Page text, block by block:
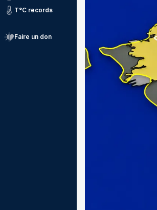
T°C records
Faire un don